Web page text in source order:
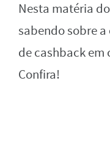
Nesta matéria do
sabendo sobre
de cashback em
Confira!